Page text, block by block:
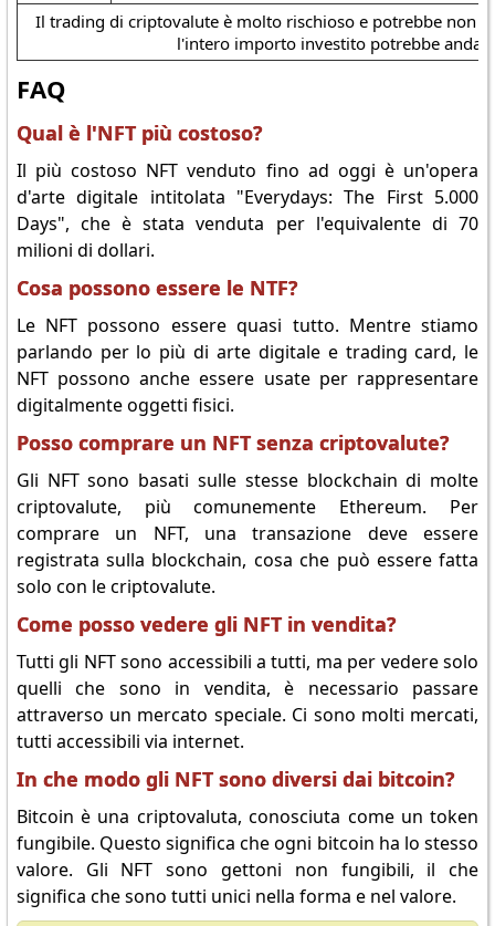
Il trading di criptovalute è molto rischioso e potrebbe non
l'intero importo investito potrebbe
FAQ
Qual è l'NFT più costoso?
Il più costoso NFT venduto fino ad oggi è un'opera
d'arte digitale intitolata "Everydays: The First 5.000
Days", che è stata venduta per l'equivalente di 70
milioni di dollari.
Cosa possono essere le NTF?
Le NFT possono essere quasi tutto. Mentre stiamo
parlando per lo più di arte digitale e trading card, le
NFT possono anche essere usate per rappresentare
digitalmente oggetti fisici.
Posso comprare un NFT senza criptovalute?
Gli NFT sono basati sulle stesse blockchain di molte
criptovalute, più comunemente Ethereum. Per
comprare un NFT, una transazione deve essere
registrata sulla blockchain, cosa che può essere fatta
solo con le criptovalute.
Come posso vedere gli NFT in vendita?
Tutti gli NFT sono accessibili a tutti, ma per vedere solo
quelli che sono in vendita, è necessario passare
attraverso un mercato speciale. Ci sono molti mercati,
tutti accessibili via internet.
In che modo gli NFT sono diversi dai bitcoin?
Bitcoin è una criptovaluta, conosciuta come un token
fungibile. Questo significa che ogni bitcoin ha lo stesso
valore. Gli NFT sono gettoni non fungibili, il che
significa che sono tutti unici nella forma e nel valore.